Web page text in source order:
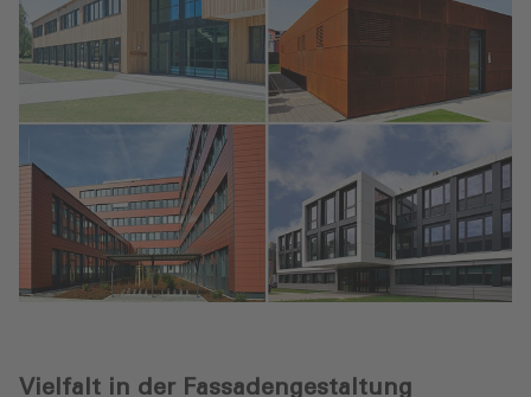
Vielfalt in der Fassadengestaltung